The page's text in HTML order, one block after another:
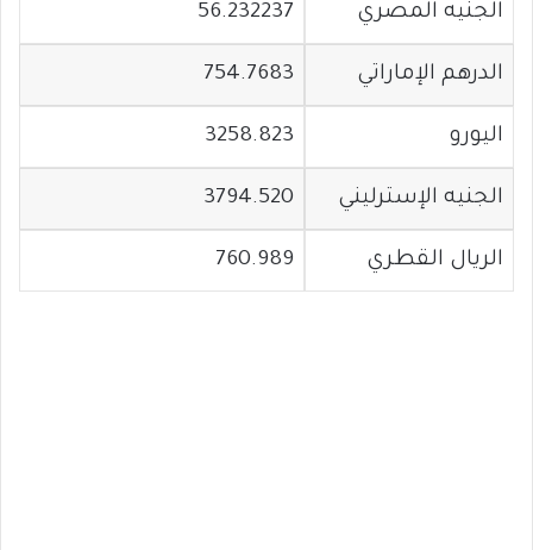
الجنيه المصري 56.232237
الدرهم الإماراتي 754.7683
اليورو 3258.823
الجنيه الإسترليني 3794.520
الريال القطري 760.989